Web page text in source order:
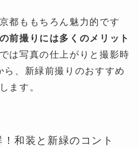
都ももちろん魅力的です
前撮りには多くのメリット
は写真の仕上がりと撮影時
ら、新緑前撮りのおすすめ
ます。
和装と新緑のコント